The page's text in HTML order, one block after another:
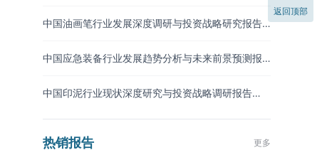
中国油画笔行业发展深度调研与投资战略研究报告
中国应急装备行业发展趋势分析与未来前景预测报
中国印泥行业现状深度研究与投资战略调研报告
热销报告 更多
返回顶部